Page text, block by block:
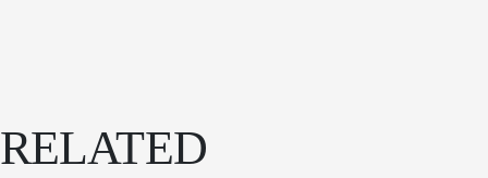
RELATED